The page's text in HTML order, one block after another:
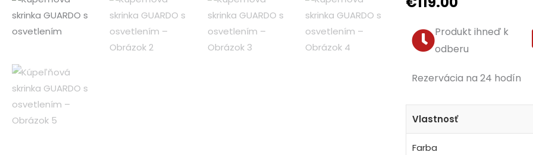
Produkt ihneď k
odberu
Rezervácia na 24 hodín
Vlastnosť
Farba